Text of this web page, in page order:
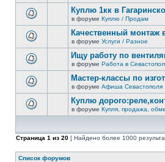
новых
непрочитанных
сообщений.
новых
непрочитанных
сообщений.
новых
непрочитанных
сообщений.
Куплю 1кк в
в форуме Куплю / Продам
новых
непрочитанных
сообщений.
Качественный монтаж
в форуме Услуги / Разное
новых
непрочитанных
сообщений.
Ищу работу по
в форуме Работа в
новых
сообщений.
Мастер-классы по
в форуме Афиша Севастополя
нет
новых
сообщений.
Куплю
в форуме Купля, продажа,
Страница 1 из 20 [ Найдено более 1000
Список форумов